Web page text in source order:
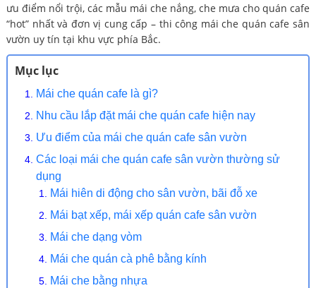
ưu điểm nổi trội, các mẫu mái che nắng, che mưa cho quán cafe
“hot” nhất và đơn vị cung cấp – thi công mái che quán cafe sân
vườn uy tín tại khu vực phía Bắc.
Mục lục
Mái che quán cafe là gì?
Nhu cầu lắp đặt mái che quán cafe hiện nay
Ưu điểm của mái che quán cafe sân vườn
Các loại mái che quán cafe sân vườn thường sử
dụng
Mái hiên di động cho sân vườn, bãi đỗ xe
Mái bạt xếp, mái xếp quán cafe sân vườn
Mái che dạng vòm
Mái che quán cà phê bằng kính
Mái che bằng nhựa